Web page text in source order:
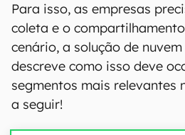
Para isso, as empresas
coleta e o
cenário, a solução de
descreve como isso deve
segmentos mais relevantes
a seguir!